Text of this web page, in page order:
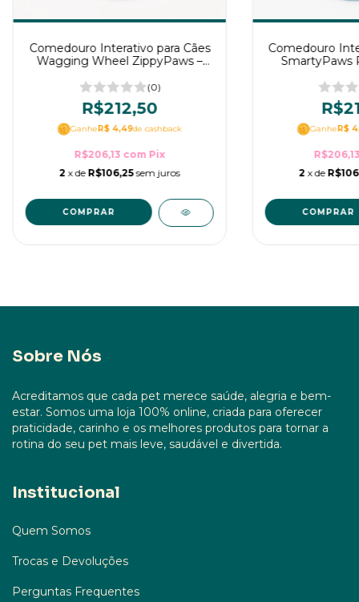
Comedouro Interativo para Cães
Wagging Wheel ZippyPaws –
Enriquecimento Ambiental
(0)
R$212,50
GanheR$ 4,49de cashback
R$206,13 com Pix
2 x de R$106,25 sem juros
Comedouro
SmartyPaws
GanheR$
2 x de
Sobre Nós
Acreditamos que cada pet merece saúde, alegria e bem-
estar. Somos uma loja 100% online, criada para oferecer
praticidade, carinho e os melhores produtos para tornar a
rotina do seu pet mais leve, saudável e divertida.
Institucional
Quem Somos
Trocas e Devoluções
Perguntas Frequentes